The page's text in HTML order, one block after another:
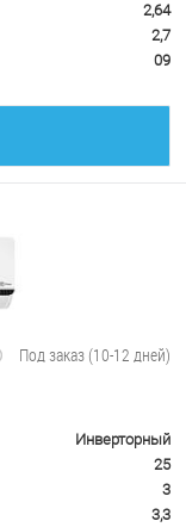
2,64
2,7
09
Под заказ (10-12 дней)
Инверторный
25
3
3,3